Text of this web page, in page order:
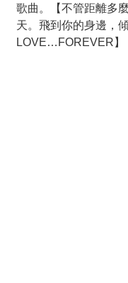
歌曲。【不管距離多
天。飛到你的身邊，
LOVE…FOREVER】